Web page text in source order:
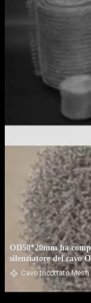
OD50*20mm ha
silenziatore del cavo
Cavo tricottato Mesh